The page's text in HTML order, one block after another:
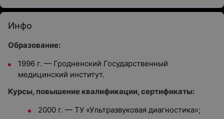
Инфо
Образование:
1996 г. — Гродненский Государственный
медицинский институт.
Курсы, повышение квалификации, сертификаты:
2000 г. — ТУ «Ультразвуковая диагностика»;